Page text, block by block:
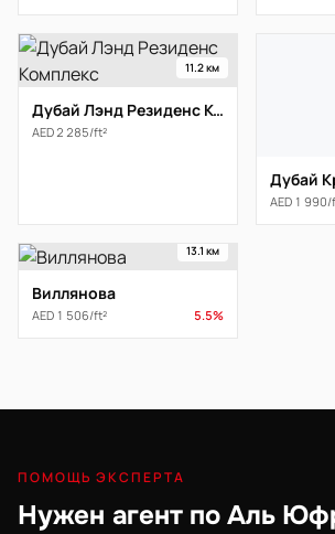
11.2 км
Дубай Лэнд Резиденс Комплекс
AED 2 285/ft²
Дубай
AED 1 990/
13.1 км
Виллянова
AED 1 506/ft² 5.5%
ПОМОЩЬ ЭКСПЕРТА
Нужен агент по Аль